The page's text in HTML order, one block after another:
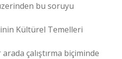
bu soruyu
Kültürel Temelleri
çalıştırma biçiminde